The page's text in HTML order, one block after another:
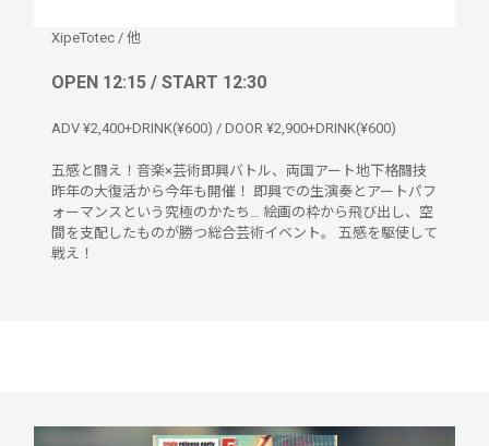
XipeTotec / 他
OPEN 12:15 / START 12:30
ADV ¥2,400+DRINK(¥600) / DOOR ¥2,900+DRINK(¥600)
五感と闘え！音楽×芸術即興バトル、両国アート地下格闘技
昨年の大復活から今年も開催！ 即興での生演奏とアートパフ
ォーマンスという究極のかたち… 絵画の枠から飛び出し、空
間を支配したものが勝つ総合芸術イベント。 五感を駆使して
戦え！